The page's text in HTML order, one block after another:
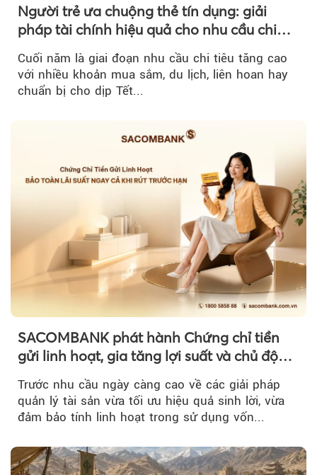
Người trẻ ưa chuộng thẻ tín dụng: giải
pháp tài chính hiệu quả cho nhu cầu chi
Cuối năm là giai đoạn nhu cầu chi tiêu tăng cao
với nhiều khoản mua sắm, du lịch, liên hoan hay
chuẩn bị cho dịp Tết...
SACOMBANK phát hành Chứng chỉ tiền
gửi linh hoạt, gia tăng lợi suất và chủ động
nguồn vốn cho khách hàng
Trước nhu cầu ngày càng cao về các giải pháp
quản lý tài sản vừa tối ưu hiệu quả sinh lời, vừa
đảm bảo tính linh hoạt trong sử dụng vốn...